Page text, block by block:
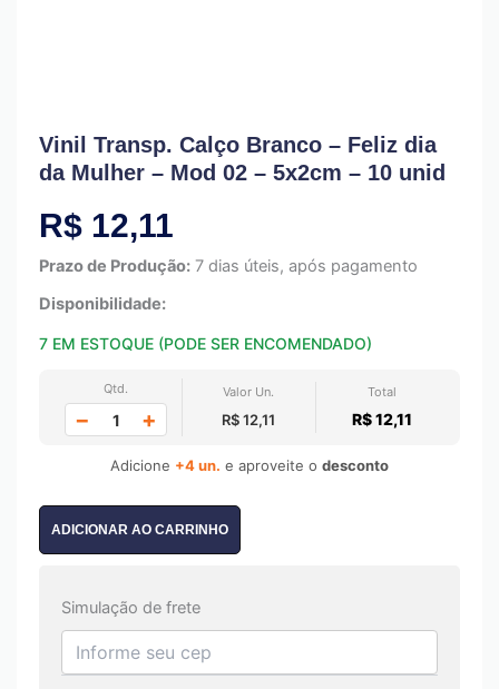
Vinil Transp. Calço Branco – Feliz dia
da Mulher – Mod 02 – 5x2cm – 10 unid
R$ 12,11
Prazo de Produção: 7 dias úteis, após pagamento
Disponibilidade:
7 EM ESTOQUE (PODE SER ENCOMENDADO)
Qtd.
− +
Valor Un.
R$ 12,11
Total
R$ 12,11
Adicione +4 un. e aproveite o desconto
ADICIONAR AO CARRINHO
Simulação de frete